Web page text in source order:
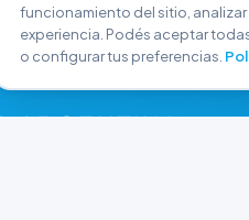
ARGENTINA
funcionamiento del sitio, analizar
experiencia. Podés aceptar
o configurar tus preferencias.